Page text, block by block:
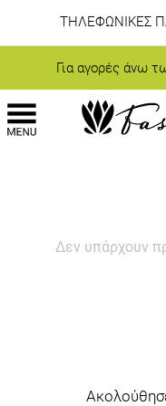
ΤΗΛΕΦΩΝΙΚΕΣ
Για αγορές άνω
Δεν υπάρχουν